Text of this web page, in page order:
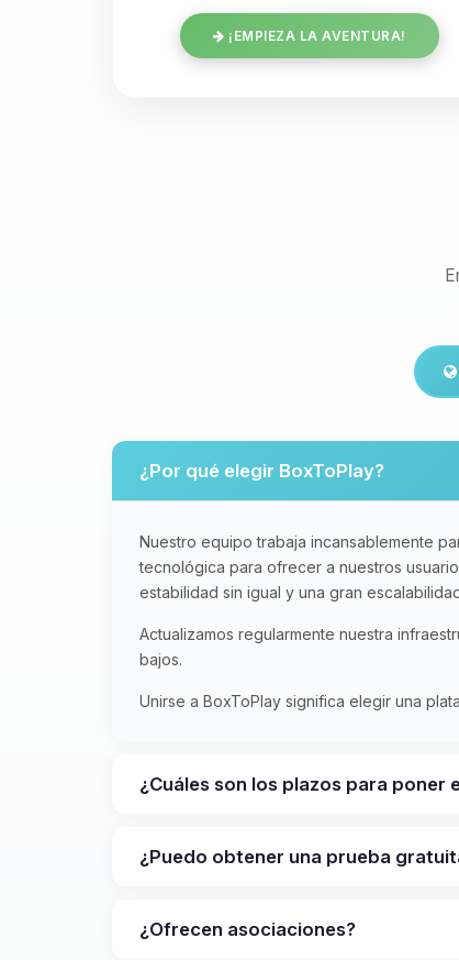
¡EMPIEZA LA AVENTURA!
¿Por qué elegir BoxToPlay?
Nuestro equipo trabaja incansablemente
tecnológica para ofrecer a nuestros
estabilidad sin igual y una gran
Actualizamos regularmente nuestra
bajos.
Unirse a BoxToPlay significa elegir una
¿Cuáles son los plazos para poner
¿Puedo obtener una prueba
¿Ofrecen asociaciones?